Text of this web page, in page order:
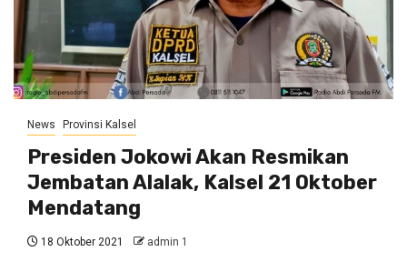
News Provinsi Kalsel
Presiden Jokowi Akan Resmikan
Jembatan Alalak, Kalsel 21 Oktober
Mendatang
18 Oktober 2021 admin 1